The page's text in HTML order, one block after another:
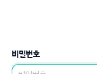
비밀번호